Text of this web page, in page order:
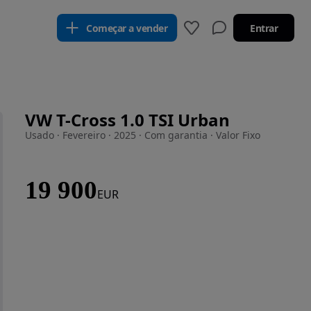
Começar a vender Entrar
VW T-Cross 1.0 TSI Urban
Usado · Fevereiro · 2025 · Com garantia · Valor Fixo
19 900EUR